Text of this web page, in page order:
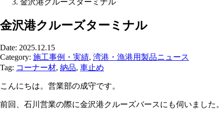
金沢港クルーズターミナル
金沢港クルーズターミナル
Date: 2025.12.15
Category: 施工事例・実績, 湾港・漁港用製品ニュース
Tag: コーナー材, 納品, 車止め
こんにちは。営業部の成守です。
前回、石川営業の際に金沢港クルーズバースにも伺いました。